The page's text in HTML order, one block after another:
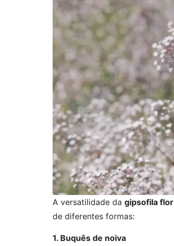
A versatilidade da gipsofila flor
de diferentes formas:
1. Buquês de noiva